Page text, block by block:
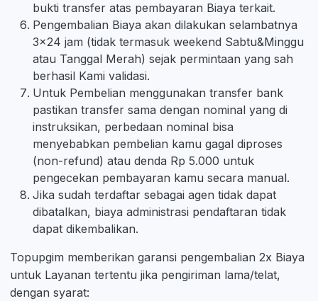
bukti transfer atas pembayaran Biaya terkait.
Pengembalian Biaya akan dilakukan selambatnya
3x24 jam (tidak termasuk weekend Sabtu&Minggu
atau Tanggal Merah) sejak permintaan yang sah
berhasil Kami validasi.
Untuk Pembelian menggunakan transfer bank
pastikan transfer sama dengan nominal yang di
instruksikan, perbedaan nominal bisa
menyebabkan pembelian kamu gagal diproses
(non-refund) atau denda Rp 5.000 untuk
pengecekan pembayaran kamu secara manual.
Jika sudah terdaftar sebagai agen tidak dapat
dibatalkan, biaya administrasi pendaftaran tidak
dapat dikembalikan.
Topupgim memberikan garansi pengembalian 2x Biaya
untuk Layanan tertentu jika pengiriman lama/telat,
dengan syarat: